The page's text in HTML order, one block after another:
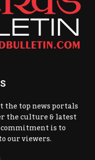
top news portals
the culture & latest
is to
our viewers.